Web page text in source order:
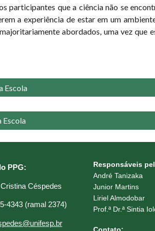
que a ciência não se
a experiência de estar em um
abordados, uma vez que
Escola
Escola
PPG:
Céspedes
4343 (ramal 2374)
Responsáveis
André Tanizaka
Junior Martins
Liriel Almodobar
Prof.ª Dr.ª Sintia